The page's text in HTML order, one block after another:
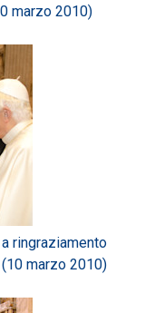
marzo 2010)
ringraziamento
marzo 2010)